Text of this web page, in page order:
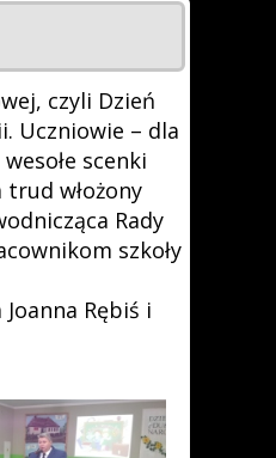
czyli Dzień
Uczniowie – dla
scenki
włożony
Rady
szkoły
Rębiś i